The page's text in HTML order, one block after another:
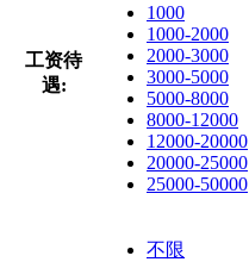
工资待
遇:
1000
1000-2000
2000-3000
3000-5000
5000-8000
8000-12000
12000-20000
20000-25000
25000-50000
不限